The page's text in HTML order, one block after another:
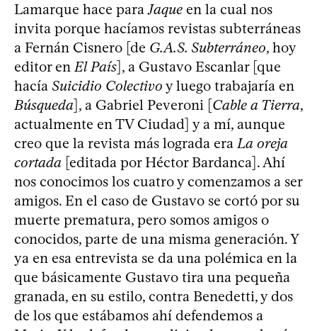
Lamarque hace paraJaque en la cual nos
invita porque hacíamos revistas subterráneas
a Fernán Cisnero [de G.A.S. Subterráneo, hoy
editor en El País], a Gustavo Escanlar [que
hacía Suicidio Colectivo y luego trabajaría en
Búsqueda], a Gabriel Peveroni [Cable a Tierra,
actualmente en TV Ciudad] y a mí, aunque
creo que la revista más lograda era La oreja
cortada [editada por Héctor Bardanca]. Ahí
nos conocimos los cuatro y comenzamos a ser
amigos. En el caso de Gustavo se cortó por su
muerte prematura, pero somos amigos o
conocidos, parte de una misma generación. Y
ya en esa entrevista se da una polémica en la
que básicamente Gustavo tira una pequeña
granada, en su estilo, contra Benedetti, y dos
de los que estábamos ahí defendemos a